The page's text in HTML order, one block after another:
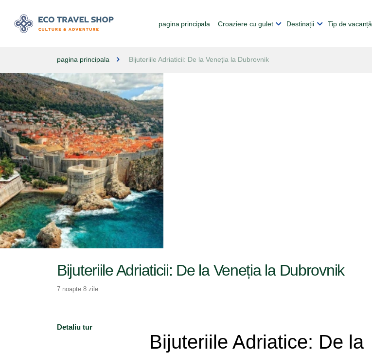
pagina principala Croaziere cu gulet Destinații Tip de vacanță
pagina principala Bijuteriile Adriaticii: De la Veneția la Dubrovnik
Bijuteriile Adriaticii: De la Veneția la Dubrovnik
7 noapte 8 zile
Detaliu tur
Bijuteriile Adriatice: De la